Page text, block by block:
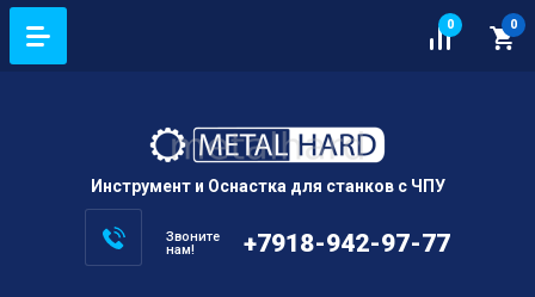
0 0
Инструмент и Оснастка для станков с ЧПУ
Звоните
нам!
+7918-942-97-77